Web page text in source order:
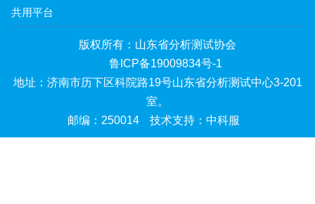
共用平台
版权所有：山东省分析测试协会
鲁ICP备19009834号-1
地址：济南市历下区科院路19号山东省分析测试中心3-201
室。
邮编：250014
技术支持：中科服